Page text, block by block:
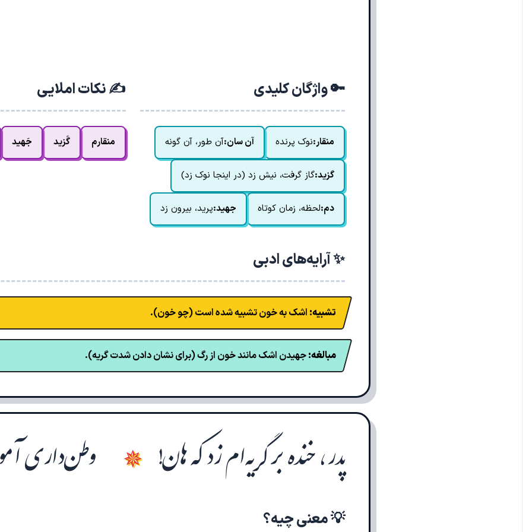
🔑 واژگان کلیدی
منقار:نوک پرنده آن سان:آن طور، آن گونه
گزید:گاز گرفت، نیش زد (در اینجا نوک زد)
دم:لحظه، زمان کوتاه جهید:پرید، بیرون زد
✍️ نکات املایی
منقارم گَزید جَهید
✨ آرایه‌های ادبی
تشبیه: اشک به خون تشبیه شده است (چو خون).
مبالغه:جهیدن اشک مانند خون از رگ (برای نشان دادن شدت گریه).
پدر، خنده بر گریه‌ام زد که هان! ✵ وطن‌داری
💡 معنی چیه؟